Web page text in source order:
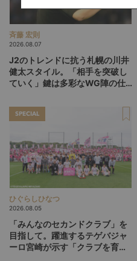
斉藤 宏則
2026.08.07
J2のトレンドに抗う札幌の川井
健太スタイル。「相手を突破し
ていく」鍵は多彩なWG陣の仕
SPECIAL
ひぐらしひなつ
2026.08.05
「みんなのセカンドクラブ」を
目指して。躍進するテゲバジャ
ーロ宮崎が示す「クラブを育て